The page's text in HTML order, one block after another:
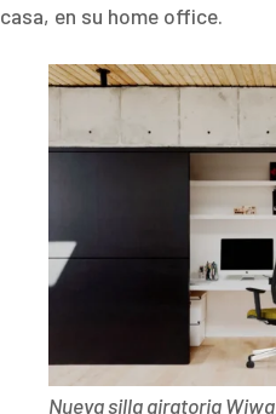
casa, en su home office.
Nueva silla giratoria Wiwa